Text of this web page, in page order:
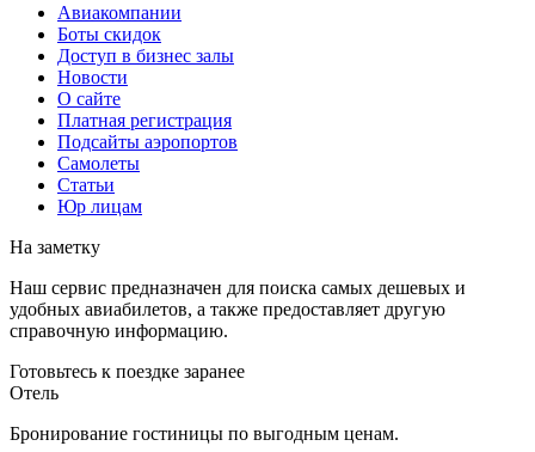
Авиакомпании
Боты скидок
Доступ в бизнес залы
Новости
О сайте
Платная регистрация
Подсайты аэропортов
Самолеты
Статьи
Юр лицам
На заметку
Наш сервис предназначен для поиска самых дешевых и
удобных авиабилетов, а также предоставляет другую
справочную информацию.
Готовьтесь к поездке заранее
Отель
Бронирование гостиницы по выгодным ценам.